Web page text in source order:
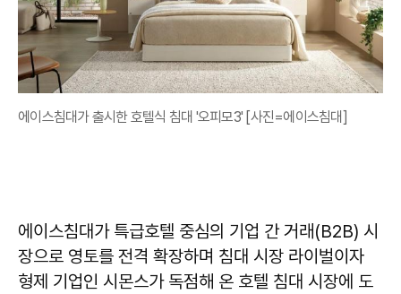
에이스침대가 출시한 호텔식 침대 '오피모3' [사진=에이스침대]
에이스침대가 특급호텔 중심의 기업 간 거래(B2B) 시
장으로 영토를 전격 확장하며 침대 시장 라이벌이자
형제 기업인 시몬스가 독점해 온 호텔 침대 시장에 도